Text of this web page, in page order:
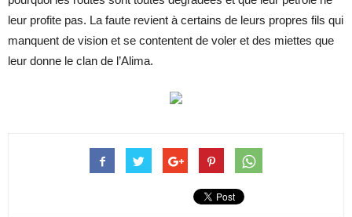
leur profite pas. La faute revient à certains de leurs propres fils qui
manquent de vision et se contentent de voler et des miettes que
leur donne le clan de l’Alima.